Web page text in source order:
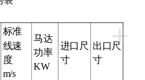
+
标准
线速
度
m/s
马达
功率
KW
进口尺
寸
出口尺
寸